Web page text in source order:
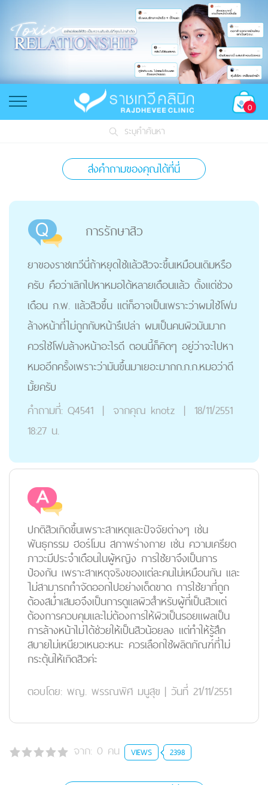
0
ระบุคำค้นหา
ส่งคำถามของคุณได้ที่นี่
การรักษาสิว
ยาของราชเทวีนี่ถ้าหยุดใช้แล้วสิวจะขึ้นเหมือนเดิมหรือ
ครับ คือว่าเลิกไปหาหมอได้หลายเดือนแล้ว ตั้งแต่ช่วง
เดือน ก.พ. แล้วสิวขึ้น แต่ก็อาจเป็นเพราะว่าผมใช้โฟม
ล้างหน้าที่ไม่ถูกกับหน้ารึเปล่า ผมเป็นคนผิวมันมาก
ควรใช้โฟมล้างหน้าอะไรดี ตอนนี้ก็คิดๆ อยู่ว่าจะไปหา
หมออีกครั้งเพราะว่ามันขึ้นมาเยอะมากก.ก.ก.หมอว่าดี
มั้ยครับ
คำถามที่: Q4541 | จากคุณ knotz | 18/11/2551
18:27 น.
ปกติสิวเกิดขึ้นเพราะสาเหตุและปัจจัยต่างๆ เช่น
พันธุกรรม ฮอร์โมน สภาพร่างกาย เช่น ความเครียด
ภาวะมีประจำเดือนในผู้หญิง การใช้ยาจึงเป็นการ
ป้องกัน เพราะสาเหตุจริงของแต่ละคนไม่เหมือนกัน และ
ไม่สามารถกำจัดออกไปอย่างเด็ดขาด การใช้ยาที่ถูก
ต้องสม่ำเสมอจึงเป็นการดูแลผิวสำหรับผู้ที่เป็นสิวแต่
ต้องการควบคุมและไม่ต้องการให้ผิวเป็นรอยแผลเป็น
การล้างหน้าไม่ได้ช่วยให้เป็นสิวน้อยลง แต่ทำให้รู้สึก
สบายไม่เหนียวเหนอะหนะ ควรเลือกใช้ผลิตภัณฑ์ที่ไม่
กระตุ้นให้เกิดสิวค่ะ
ตอบโดย: พญ. พรรณพิศ มนูสุข | วันที่ 21/11/2551
จาก: 0 คน VIEWS 2398